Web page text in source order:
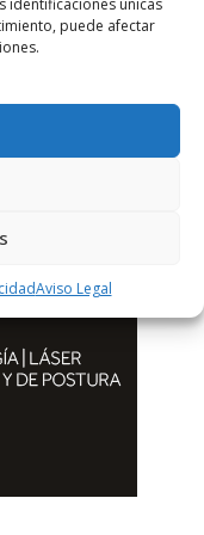
puede afectar
Aviso Legal